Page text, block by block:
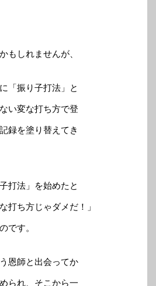
もしれませんが、
「振り子打法」と
い変な打ち方で登
録を塗り替えてき
打法」を始めたと
打ち方じゃダメだ！」
です。
恩師と出会ってか
られ、そこから一